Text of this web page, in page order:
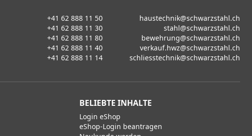
+41 62 888 11 50
haustechnik@schwarzstahl.ch
+41 62 888 11 30
stahl@schwarzstahl.ch
+41 62 888 11 80
bewehrung@schwarzstahl.ch
+41 62 888 11 40
verkauf.hwz@schwarzstahl.ch
+41 62 888 11 14 schliesstechnik@schwarzstahl.ch
BELIEBTE INHALTE
Login eShop
eShop-Login beantragen